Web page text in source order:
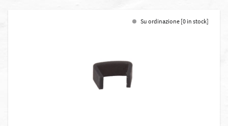
Su ordinazione [0 in stock]